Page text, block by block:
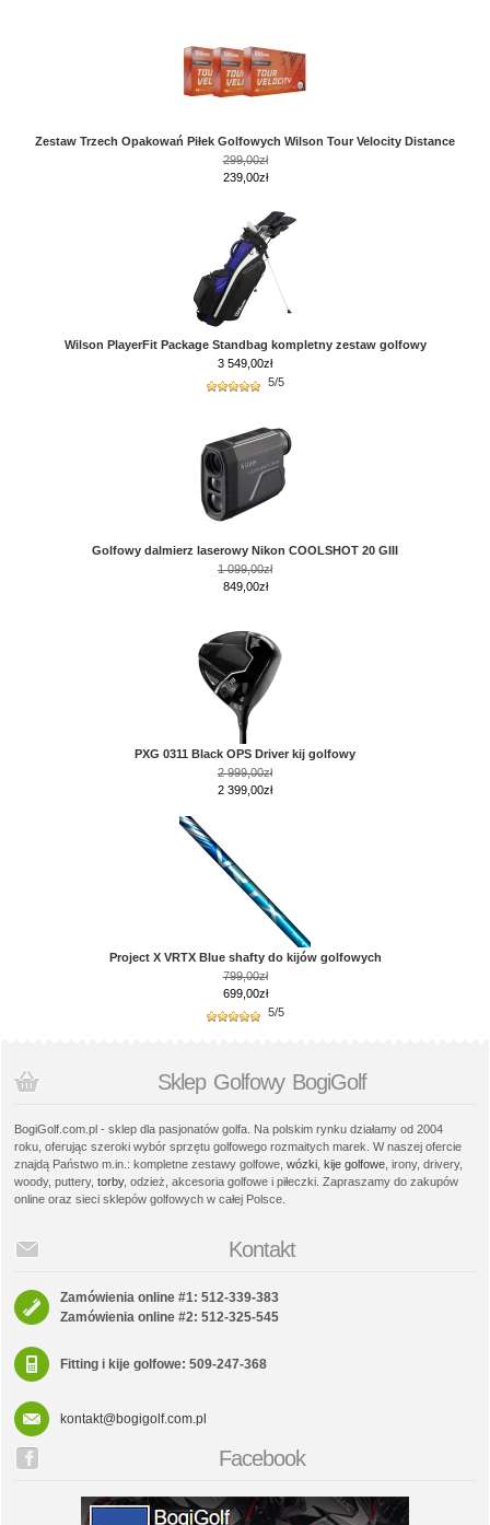
Zestaw Trzech Opakowań Piłek Golfowych Wilson Tour Velocity Distance
299,00zł
239,00zł
Wilson PlayerFit Package Standbag kompletny zestaw golfowy
3 549,00zł
5/5
Golfowy dalmierz laserowy Nikon COOLSHOT 20 GIII
1 099,00zł
849,00zł
PXG 0311 Black OPS Driver kij golfowy
2 999,00zł
2 399,00zł
Project X VRTX Blue shafty do kijów golfowych
799,00zł
699,00zł
5/5
Sklep Golfowy BogiGolf
BogiGolf.com.pl - sklep dla pasjonatów golfa. Na polskim rynku działamy od 2004
roku, oferując szeroki wybór sprzętu golfowego rozmaitych marek. W naszej ofercie
znajdą Państwo m.in.: kompletne zestawy golfowe, wózki kije golfowe , irony, drivery,
woody, puttery, torby, odzież, akcesoria golfowe i piłeczki. Zapraszamy do zakupów
online oraz sieci sklepów golfowych w całej Polsce.
Kontakt
Zamówienia online #1: 512-339-383
Zamówienia online #2: 512-325-545
Fitting i kije golfowe: 509-247-368
kontakt@bogigolf.com.pl
Facebook